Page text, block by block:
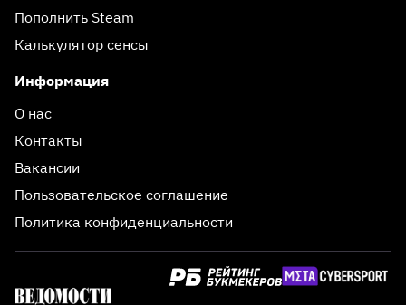
Пополнить Steam
Калькулятор сенсы
Информация
О нас
Контакты
Вакансии
Пользовательское соглашение
Политика конфиденциальности